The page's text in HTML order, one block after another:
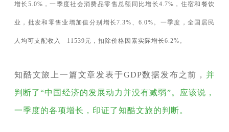
增长5.0%，一季度社会消费品零售总额同比增长4.7%，住宿和餐饮
业，批发和零售业增加值分别增长7.3%、6.0%。一季度， 全国居民
人均可支配收入 11539元，扣除价格因素实际增长6.2%。
知酷文旅上一篇文章发表于GDP数据发布之前， 并
判断了“中国经济的发展动力并没有减弱”。应该说，
一季度的各项增长，印证了知酷文旅的判断。